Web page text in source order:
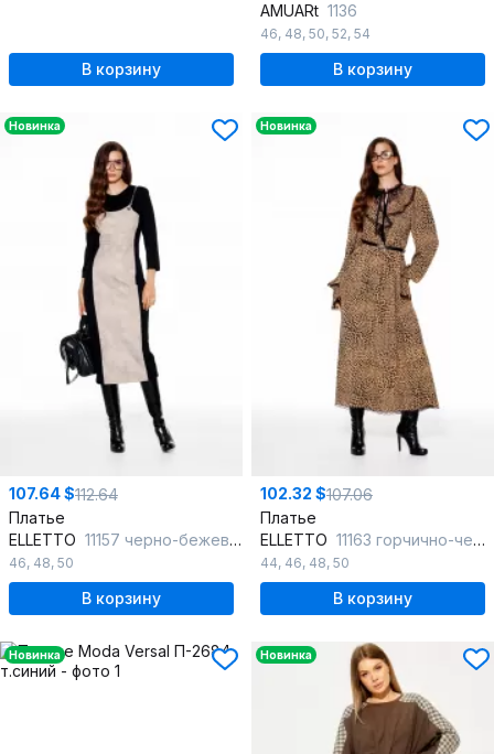
В корзину
AMUARt 1136
46, 48, 50, 52, 54
В корзину
Новинка
107.64 $112.64
Платье
ELLETTO 11157 черно-бежевый
46, 48, 50
В корзину
Новинка
102.32 $107.06
Платье
ELLETTO 11163 горчично-черный
44, 46, 48, 50
В корзину
Новинка Новинка